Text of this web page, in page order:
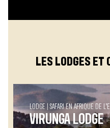
LES LODGES ET
LODGE SAFARI EN AFRIQUE DE
VIRUNGA LODGE